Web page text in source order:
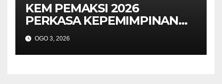
KEM PEMAKSI 2026
PERKASA KEPEMIMPINAN
MAHASISWA UPSI,
LAHIRKAN PEMIMPIN
BERWAWASAN
OGO 3, 2026